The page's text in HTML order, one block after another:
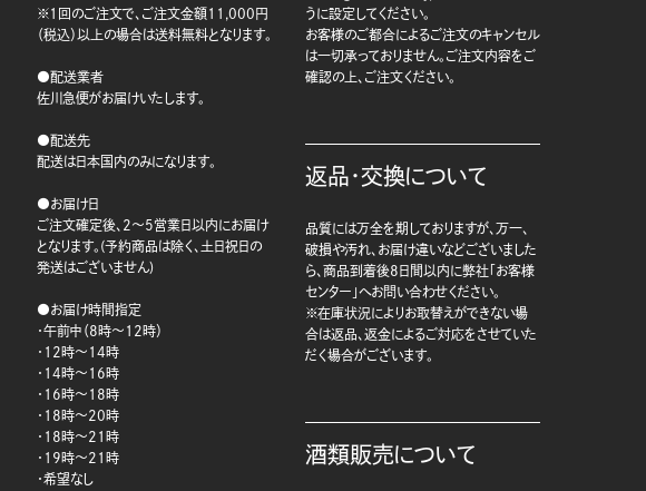
※1回のご注文で、ご注文金額11,000円
（税込）以上の場合は送料無料となります。
●配送業者
佐川急便がお届けいたします。
●配送先
配送は日本国内のみになります。
●お届け日
ご注文確定後、2～5営業日以内にお届け
となります。(予約商品は除く、土日祝日の
発送はございません)
●お届け時間指定
・午前中（8時～12時）
・12時～14時
・14時～16時
・16時～18時
・18時～20時
・18時～21時
・19時～21時
・希望なし
うに設定してください。
お客様のご都合によるご注文のキャンセル
は一切承っておりません。ご注文内容をご
確認の上、ご注文ください。
返品・交換について
品質には万全を期しておりますが、万一、
破損や汚れ、お届け違いなどございました
ら、商品到着後8日間以内に弊社「お客様
センター」へお問い合わせください。
※在庫状況によりお取替えができない場
合は返品、返金によるご対応をさせていた
だく場合がございます。
酒類販売について